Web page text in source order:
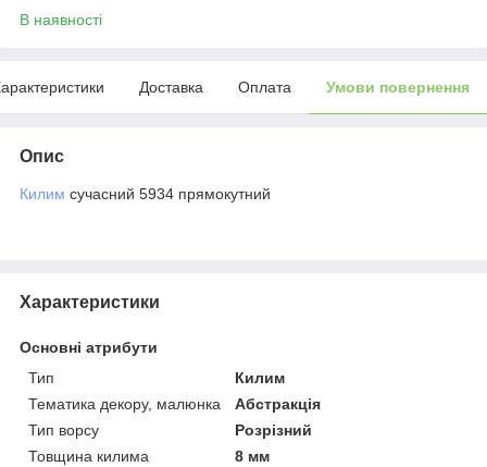
В наявності
Доставка Оплата Умови повернення
Опис
Килим сучасний 5934 прямокутний
Характеристики
Основні атрибути
Тип
Килим
Тематика декору, малюнка
Абстракція
Тип ворсу
Розрізний
Товщина килима
8 мм